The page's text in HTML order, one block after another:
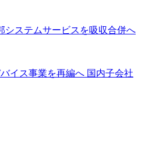
システムサービスを吸収合併へ
イス事業を再編へ 国内子会社